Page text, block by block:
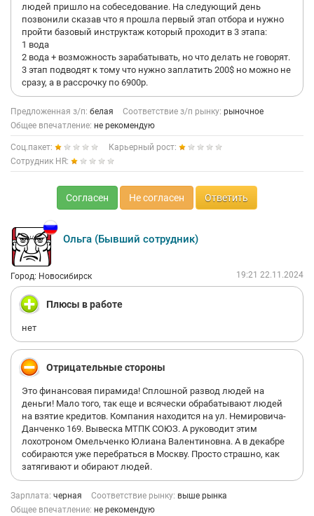
людей пришло на собеседование. На следующий день
позвонили сказав что я прошла первый этап отбора и нужно
пройти базовый инструктаж который проходит в 3 этапа:
1 вода
2 вода + возможность зарабатывать, но что делать не говорят.
3 этап подводят к тому что нужно заплатить 200$ но можно не
сразу, а в рассрочку по 6900р.
Предложенная з/п: белая Соответствие з/п рынку: рыночное
Общее впечатление: не рекомендую
Соц.пакет:
Карьерный рост:
Сотрудник HR:
Согласен Не согласен Ответить
Ольга (Бывший сотрудник)
Город: Новосибирск 19:21 22.11.2024
Плюсы в работе
нет
Отрицательные стороны
Это финансовая пирамида! Сплошной развод людей на
деньги! Мало того, так еще и всячески обрабатывают людей
на взятие кредитов. Компания находится на ул. Немировича-
Данченко 169. Вывеска МТПК СОЮЗ. А руководит этим
лохотроном Омельченко Юлиана Валентиновна. А в декабре
собираются уже перебраться в Москву. Просто страшно, как
затягивают и обирают людей.
Зарплата: черная Соответствие рынку: выше рынка
Общее впечатление: не рекомендую